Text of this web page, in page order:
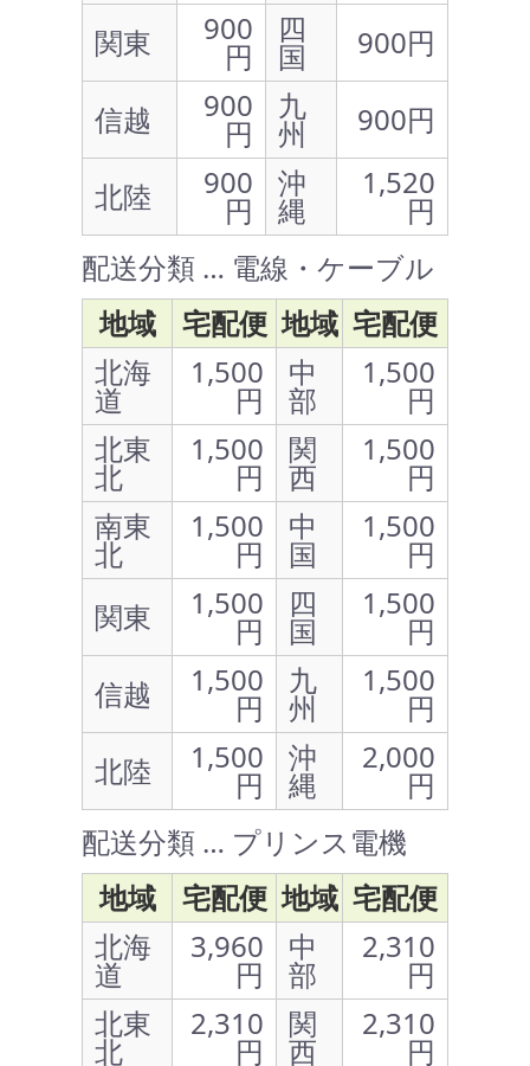
関東
900
円
四
国
900円
信越
900
円
九
州
900円
北陸
900
円
沖
縄
1,520
円
配送分類 … 電線・ケーブル
地域
宅配便 地域 宅配便
北海
道
1,500
円
中
部
1,500
円
北東
北
1,500
円
関
西
1,500
円
南東
北
1,500
円
中
国
1,500
円
関東
1,500
円
四
国
1,500
円
信越
1,500
円
九
州
1,500
円
北陸
1,500
円
沖
縄
2,000
円
配送分類 … プリンス電機
地域
宅配便 地域 宅配便
北海
道
3,960
円
中
部
2,310
円
北東
北
2,310
円
関
西
2,310
円